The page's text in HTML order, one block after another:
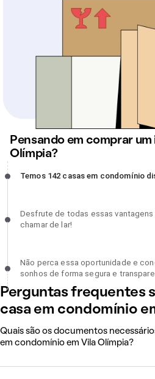
Pensando em comprar um
Olímpia?
Temos 142 casas em condomínio
Temos 142 casas em condomínio
Desfrute de todas essas vantagens
chamar de lar!, incompleto
Desfrute de todas essas
chamar de lar!
Não perca essa oportunidade e
de forma segura e transparente!,
Não perca essa oportunidade e
sonhos de forma segura e
Perguntas frequentes
casa em condomínio
Quais são os documentos
em condomínio em Vila Olímpia?